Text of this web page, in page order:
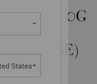
States
100G
-
(SE)